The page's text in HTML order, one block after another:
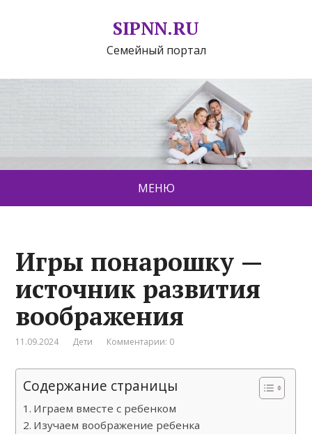
SIPNN.RU
Семейный портал
МЕНЮ
Игры понарошку —
источник развития
воображения
11.09.2024 Дети Комментарии: 0
Содержание страницы
Играем вместе с ребенком
Изучаем воображение ребенка